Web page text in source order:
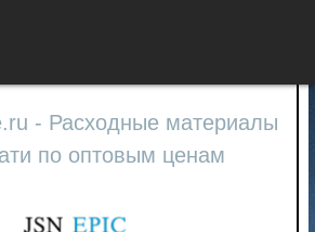
- Расходные материалы
по оптовым ценам